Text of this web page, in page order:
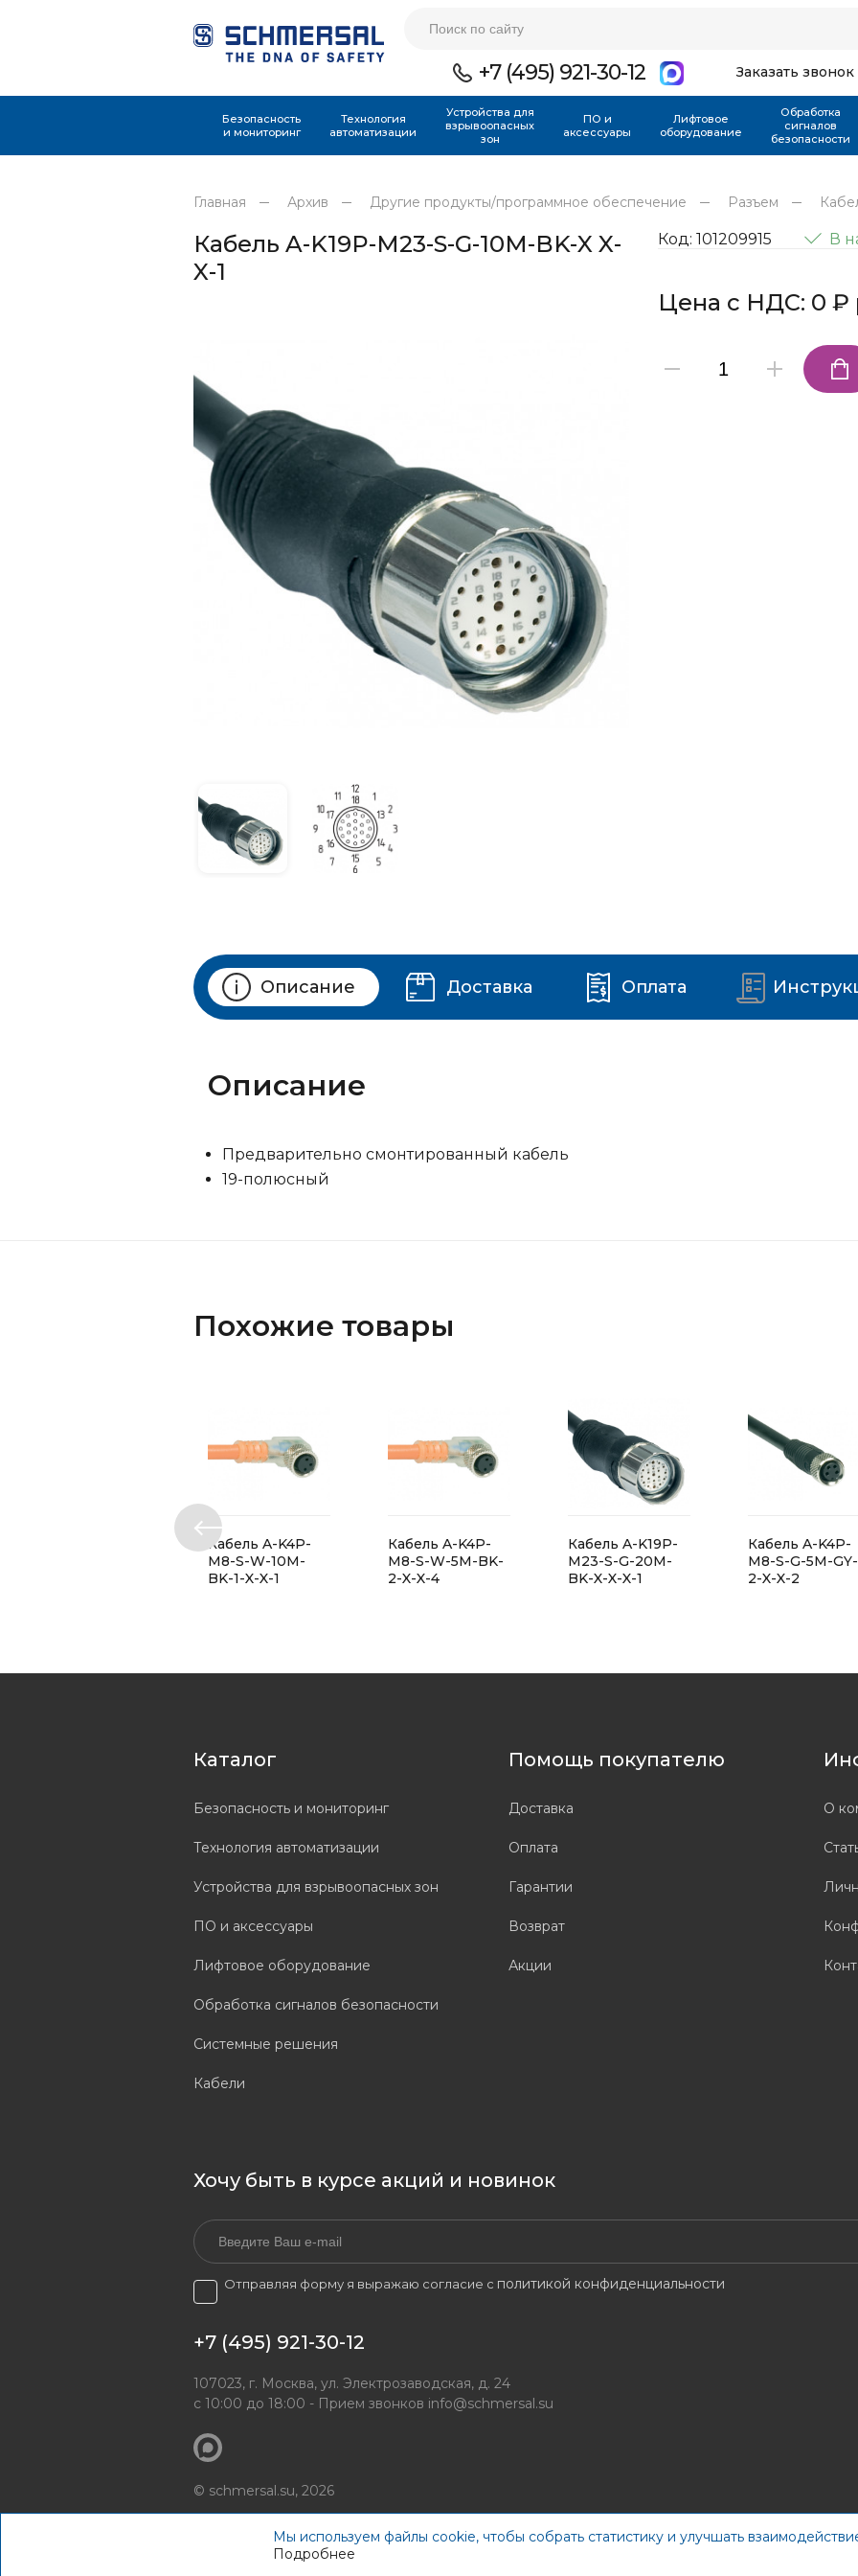
+7 (495) 921-30-12 Заказать звонок
Безопасность
и мониторинг
Технология
автоматизации
Устройства для
взрывоопасных
зон
ПО и
аксессуары
Лифтовое
оборудование
Обработка
сигналов
безопасности
Главная Архив Другие продукты/программное обеспечение Разъем
Кабель A-K19P-M23-S-G-10M-BK-X X-
X-1
Код: 101209915 В
Цена с НДС: 0 ₽
Описание Доставка Оплата
Описание
Предварительно смонтированный кабель
19-полюсный
Похожие товары
Кабель A-K4P-
M8-S-W-10M-
BK-1-X-X-1
Кабель A-K4P-
M8-S-W-5M-BK-
2-X-X-4
Кабель A-K19P-
M23-S-G-20M-
BK-X-X-X-1
Кабель A-K4P-
M8-S-G-5M-GY-
2-X-X-2
Каталог
Безопасность и мониторинг
Технология автоматизации
Устройства для взрывоопасных зон
ПО и аксессуары
Лифтовое оборудование
Обработка сигналов безопасности
Системные решения
Кабели
Помощь покупателю
Доставка
Оплата
Гарантии
Возврат
Акции
О
Хочу быть в курсе акций и новинок
Отправляя форму я выражаю согласие с политикой конфиденциальности
+7 (495) 921-30-12
107023, г. Москва, ул. Электрозаводская, д. 24
с 10:00 до 18:00 - Прием звонков info@schmersal.su
© schmersal.su, 2026
Мы используем файлы cookie, чтобы собрать статистику и улучшать
Подробнее